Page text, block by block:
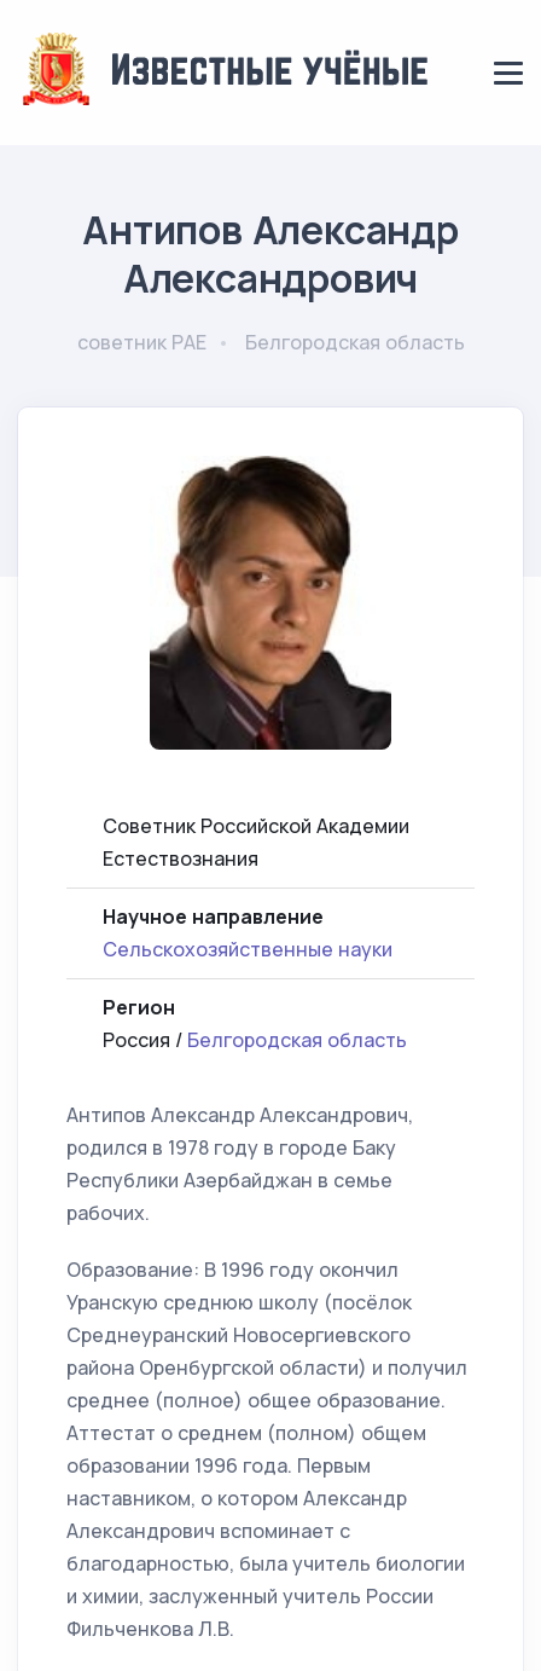
Антипов Александр
Александрович
советник РАЕ Белгородская область
Советник Российской Академии
Естествознания
Научное направление
Сельскохозяйственные науки
Регион
Россия / Белгородская область
Антипов Александр Александрович,
родился в 1978 году в городе Баку
Республики Азербайджан в семье
рабочих.
Образование: В 1996 году окончил
Уранскую среднюю школу (посёлок
Среднеуранский Новосергиевского
района Оренбургской области) и получил
среднее (полное) общее образование.
Аттестат о среднем (полном) общем
образовании 1996 года. Первым
наставником, о котором Александр
Александрович вспоминает с
благодарностью, была учитель биологии
и химии, заслуженный учитель России
Фильченкова Л.В.